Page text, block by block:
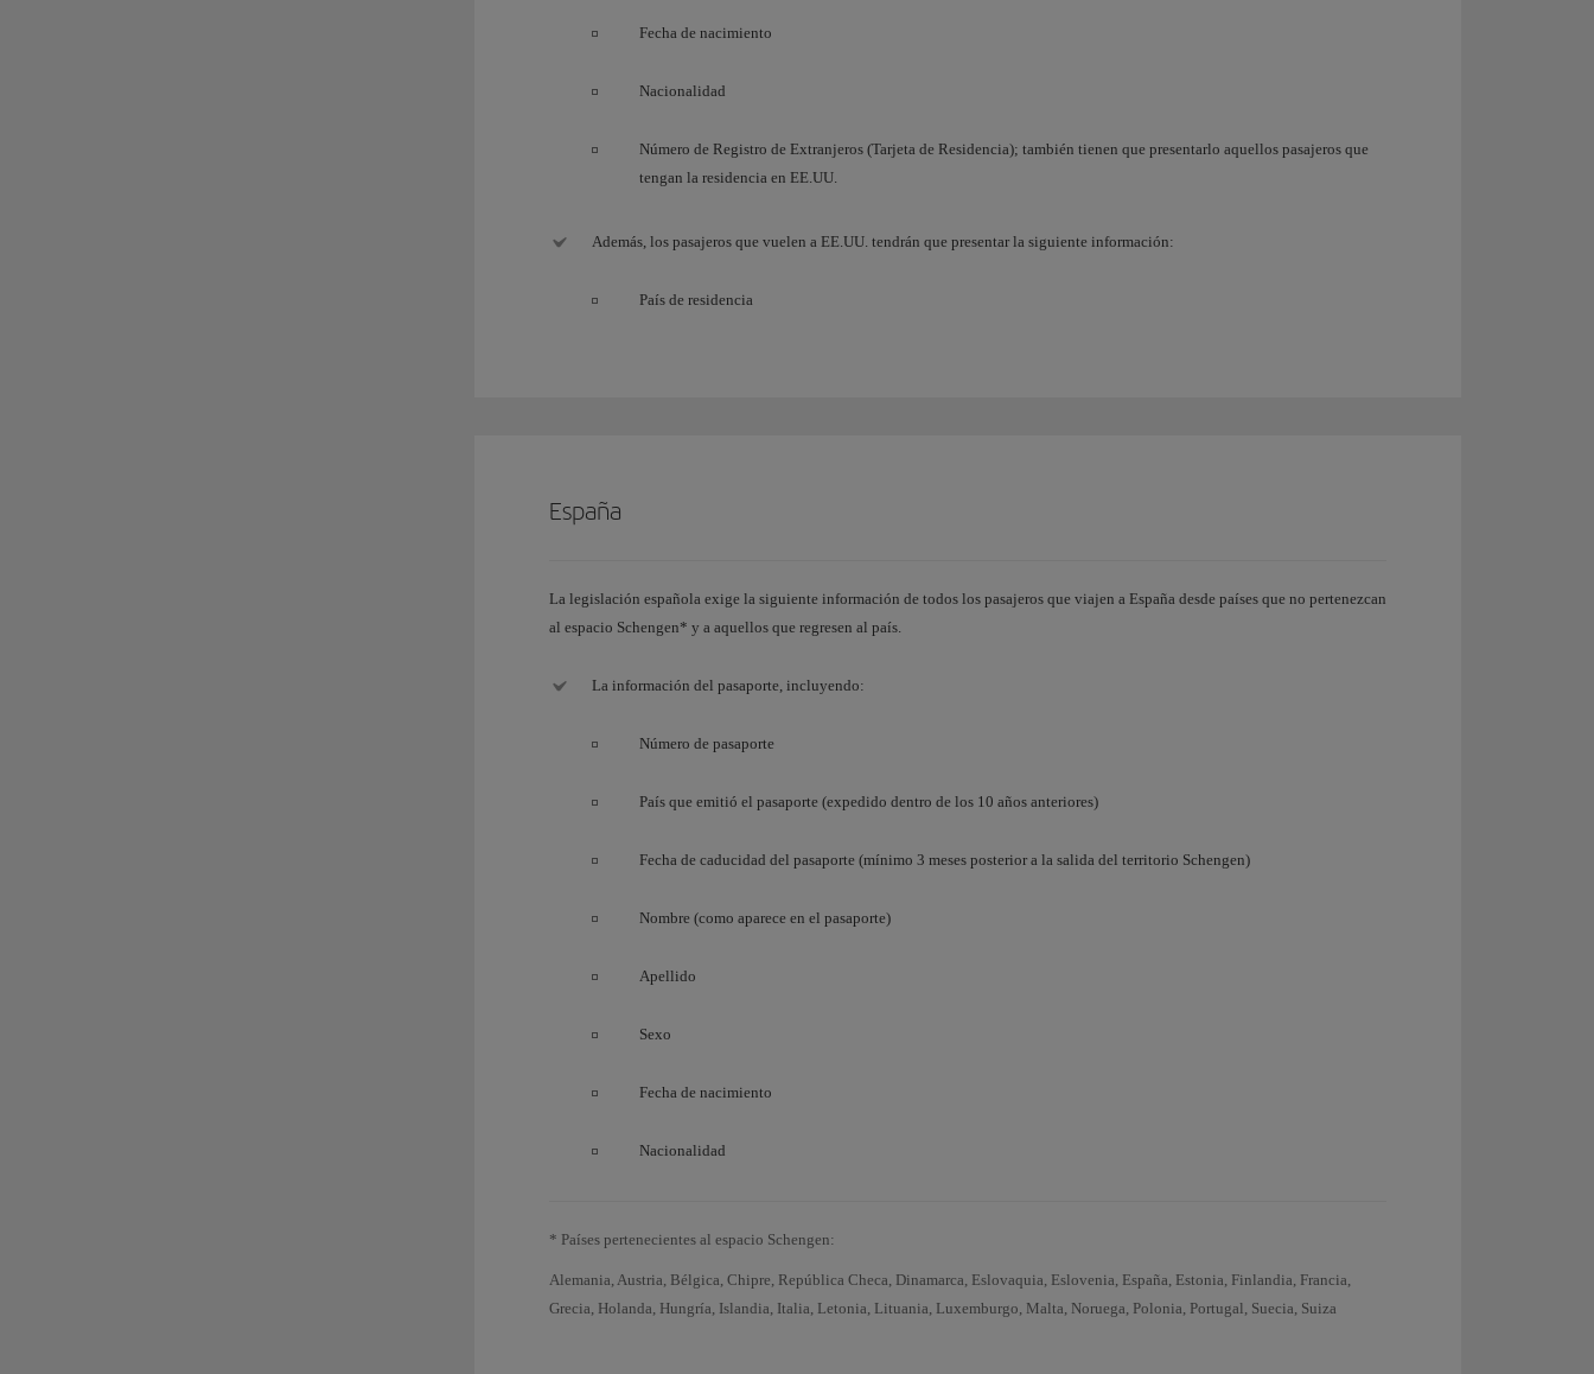
Fecha de nacimiento
Nacionalidad
Número de Registro de Extranjeros (Tarjeta de Residencia); también tienen que presentarlo aquellos pasajeros que
tengan la residencia en EE.UU.
Además, los pasajeros que vuelen a EE.UU. tendrán que presentar la siguiente información:
País de residencia
España
La legislación española exige la siguiente información de todos los pasajeros que viajen a España desde países que no pertenezcan
al espacio Schengen* y a aquellos que regresen al país.
La información del pasaporte, incluyendo:
Número de pasaporte
País que emitió el pasaporte (expedido dentro de los 10 años anteriores)
Fecha de caducidad del pasaporte (mínimo 3 meses posterior a la salida del territorio Schengen)
Nombre (como aparece en el pasaporte)
Apellido
Sexo
Fecha de nacimiento
Nacionalidad
* Países pertenecientes al espacio Schengen:
Alemania, Austria, Bélgica, Chipre, República Checa, Dinamarca, Eslovaquia, Eslovenia, España, Estonia, Finlandia, Francia,
Grecia, Holanda, Hungría, Islandia, Italia, Letonia, Lituania, Luxemburgo, Malta, Noruega, Polonia, Portugal, Suecia, Suiza